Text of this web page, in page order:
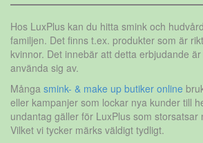
Hos LuxPlus kan du hitta smink och
familjen. Det finns t.ex. produkter som är
kvinnor. Det innebär att detta erbjudande
använda sig av.
Många smink- & make up butiker online
eller kampanjer som lockar nya kunder till
undantag gäller för LuxPlus som storsatsar
Vilket vi tycker märks väldigt tydligt.